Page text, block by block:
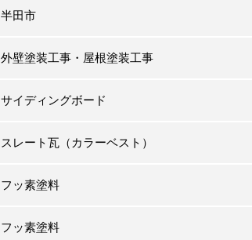
半田市
外壁塗装工事・屋根塗装工事
サイディングボード
スレート瓦（カラーベスト）
フッ素塗料
フッ素塗料